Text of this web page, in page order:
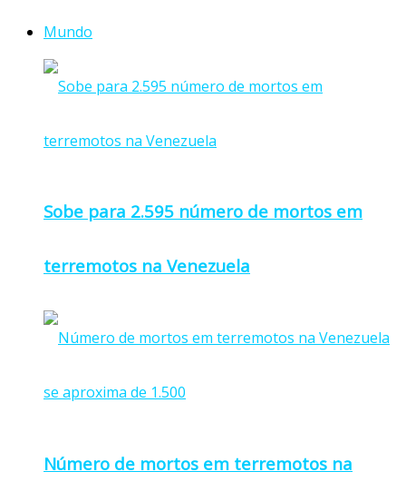
Mundo
Sobe para 2.595 número de mortos em
terremotos na Venezuela
Número de mortos em terremotos na